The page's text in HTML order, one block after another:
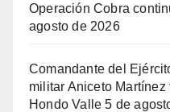
Operación Cobra
agosto de 2026
Comandante del
militar Aniceto
Hondo Valle 5 de